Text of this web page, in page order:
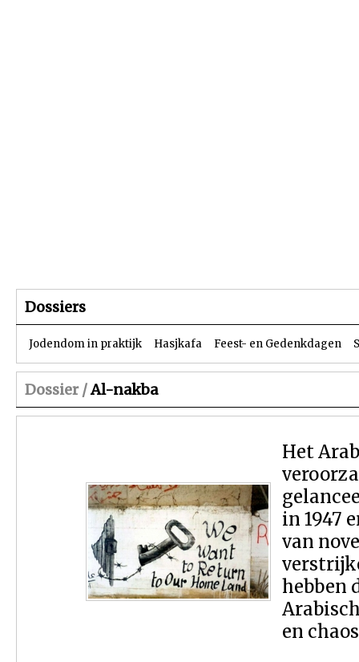
Dossiers
Jodendom in praktijk Hasjkafa Feest- en Gedenkdagen
Dossier /Al-nakba
Het
in 1947
van
hebben
en